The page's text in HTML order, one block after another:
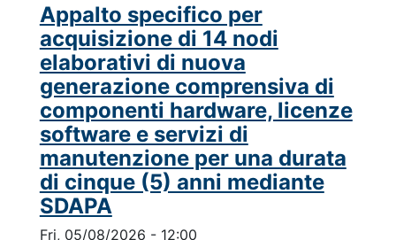
Appalto specifico per
acquisizione di 14 nodi
elaborativi di nuova
generazione comprensiva di
componenti hardware, licenze
software e servizi di
manutenzione per una durata
di cinque (5) anni mediante
SDAPA
Fri, 05/08/2026 - 12:00